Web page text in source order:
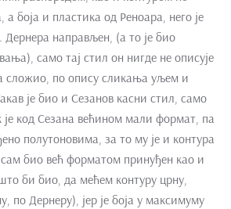
боја и пластика од Реноара, него је
направљен, (а то је био
само тај стил он нигде не описује
сложио, по опису сликања уљем и
је био и Сезанов касни стил, само
је код Сезана већином мали формат, па
полутоновима, за то му је и контура
сам био већ форматом принуђен као и
би био, да мећем контуру црну,
по Дернеру), јер је боја у максимуму